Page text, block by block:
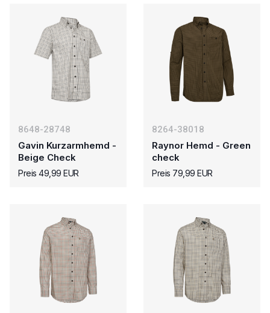
8648-28748
Gavin Kurzarmhemd -
Beige Check
Preis 49,99 EUR
8264-38018
Raynor Hemd - Green
check
Preis 79,99 EUR